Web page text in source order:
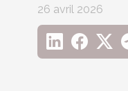
26 avril 2026